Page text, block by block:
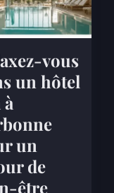
vous
un hôtel
à
un
de
être